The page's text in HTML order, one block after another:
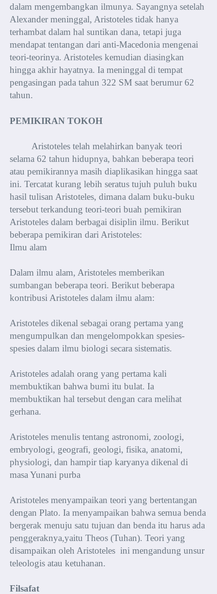
dalam mengembangkan ilmunya. Sayangnya setelah
Alexander meninggal, Aristoteles tidak hanya
terhambat dalam hal suntikan dana, tetapi juga
mendapat tentangan dari anti-Macedonia mengenai
teori-teorinya. Aristoteles kemudian diasingkan
hingga akhir hayatnya. Ia meninggal di tempat
pengasingan pada tahun 322 SM saat berumur 62
tahun.
PEMIKIRAN TOKOH
Aristoteles telah melahirkan banyak teori
selama 62 tahun hidupnya, bahkan beberapa teori
atau pemikirannya masih diaplikasikan hingga saat
ini. Tercatat kurang lebih seratus tujuh puluh buku
hasil tulisan Aristoteles, dimana dalam buku-buku
tersebut terkandung teori-teori buah pemikiran
Aristoteles dalam berbagai disiplin ilmu. Berikut
beberapa pemikiran dari Aristoteles:
Ilmu alam
Dalam ilmu alam, Aristoteles memberikan
sumbangan beberapa teori. Berikut beberapa
kontribusi Aristoteles dalam ilmu alam:
Aristoteles dikenal sebagai orang pertama yang
mengumpulkan dan mengelompokkan spesies-
spesies dalam ilmu biologi secara sistematis.
Aristoteles adalah orang yang pertama kali
membuktikan bahwa bumi itu bulat. Ia
membuktikan hal tersebut dengan cara melihat
gerhana.
Aristoteles menulis tentang astronomi, zoologi,
embryologi, geografi, geologi, fisika, anatomi,
physiologi, dan hampir tiap karyanya dikenal di
masa Yunani purba
Aristoteles menyampaikan teori yang bertentangan
dengan Plato. Ia menyampaikan bahwa semua benda
bergerak menuju satu tujuan dan benda itu harus ada
penggeraknya,yaitu Theos (Tuhan). Teori yang
disampaikan oleh Aristoteles ini mengandung unsur
teleologis atau ketuhanan.
Filsafat